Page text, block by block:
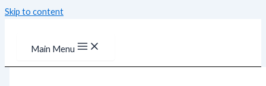
Skip to content
Main Menu